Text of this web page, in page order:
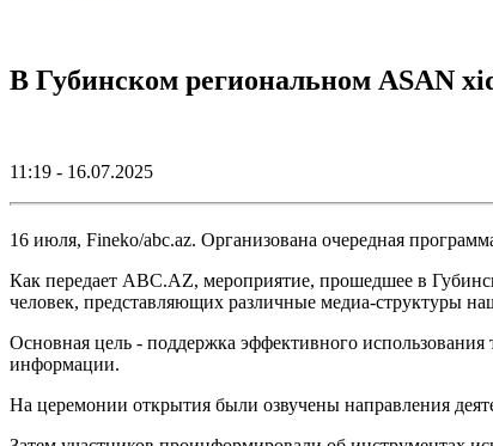
В Губинском региональном ASAN
11:19 - 16.07.2025
16 июля, Fineko/abc.az. Организована очередная
Как передает ABC.AZ, мероприятие, прошедшее в
человек, представляющих различные медиа-структуры
Основная цель - поддержка эффективного
информации.
На церемонии открытия были озвучены направления